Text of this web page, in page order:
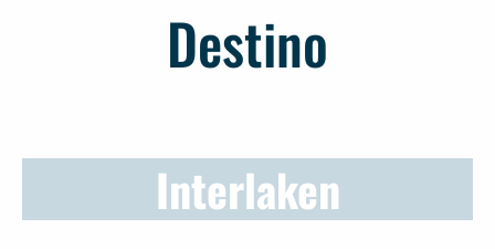
Destino
Interlaken